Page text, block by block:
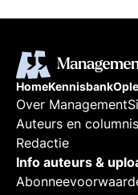
HomeKennisbank
Over
Auteurs en
Redactie
Info auteurs &